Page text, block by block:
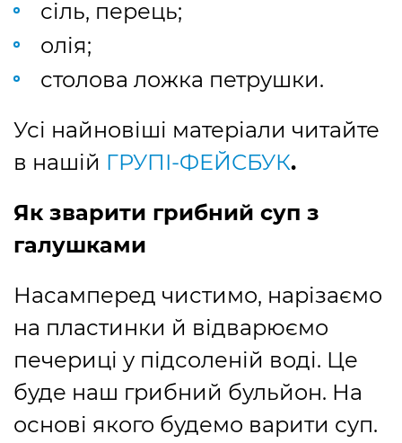
сіль, перець;
олія;
столова ложка петрушки.
Усі найновіші матеріали читайте
в нашій ГРУПІ-ФЕЙСБУК.
Як зварити грибний суп з
галушками
Насамперед чистимо, нарізаємо
на пластинки й відварюємо
печериці у підсоленій воді. Це
буде наш грибний бульйон. На
основі якого будемо варити суп.